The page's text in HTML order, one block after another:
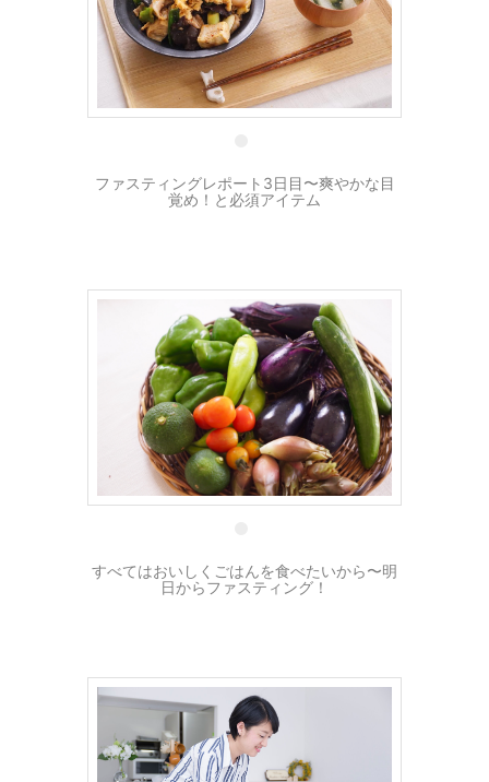
1 9月
ファスティングレポート3日目〜爽やかな目
覚め！と必須アイテム
29 8月
すべてはおいしくごはんを食べたいから〜明
日からファスティング！